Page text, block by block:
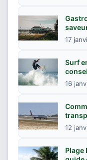
17
Surf
16
12
Plage